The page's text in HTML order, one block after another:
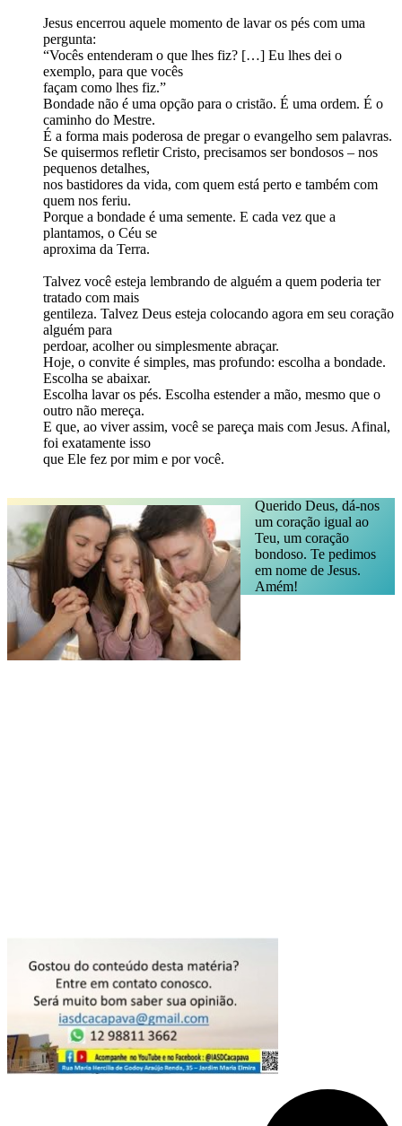
Jesus encerrou aquele momento de lavar os pés com uma
pergunta:
“Vocês entenderam o que lhes fiz? […] Eu lhes dei o
exemplo, para que vocês
façam como lhes fiz.”
Bondade não é uma opção para o cristão. É uma ordem. É o
caminho do Mestre.
É a forma mais poderosa de pregar o evangelho sem palavras.
Se quisermos refletir Cristo, precisamos ser bondosos – nos
pequenos detalhes,
nos bastidores da vida, com quem está perto e também com
quem nos feriu.
Porque a bondade é uma semente. E cada vez que a
plantamos, o Céu se
aproxima da Terra.
Talvez você esteja lembrando de alguém a quem poderia ter
tratado com mais
gentileza. Talvez Deus esteja colocando agora em seu coração
alguém para
perdoar, acolher ou simplesmente abraçar.
Hoje, o convite é simples, mas profundo: escolha a bondade.
Escolha se abaixar.
Escolha lavar os pés. Escolha estender a mão, mesmo que o
outro não mereça.
E que, ao viver assim, você se pareça mais com Jesus. Afinal,
foi exatamente isso
que Ele fez por mim e por você.
Querido Deus, dá-nos
um coração igual ao
Teu, um coração
bondoso. Te pedimos
em nome de Jesus.
Amém!